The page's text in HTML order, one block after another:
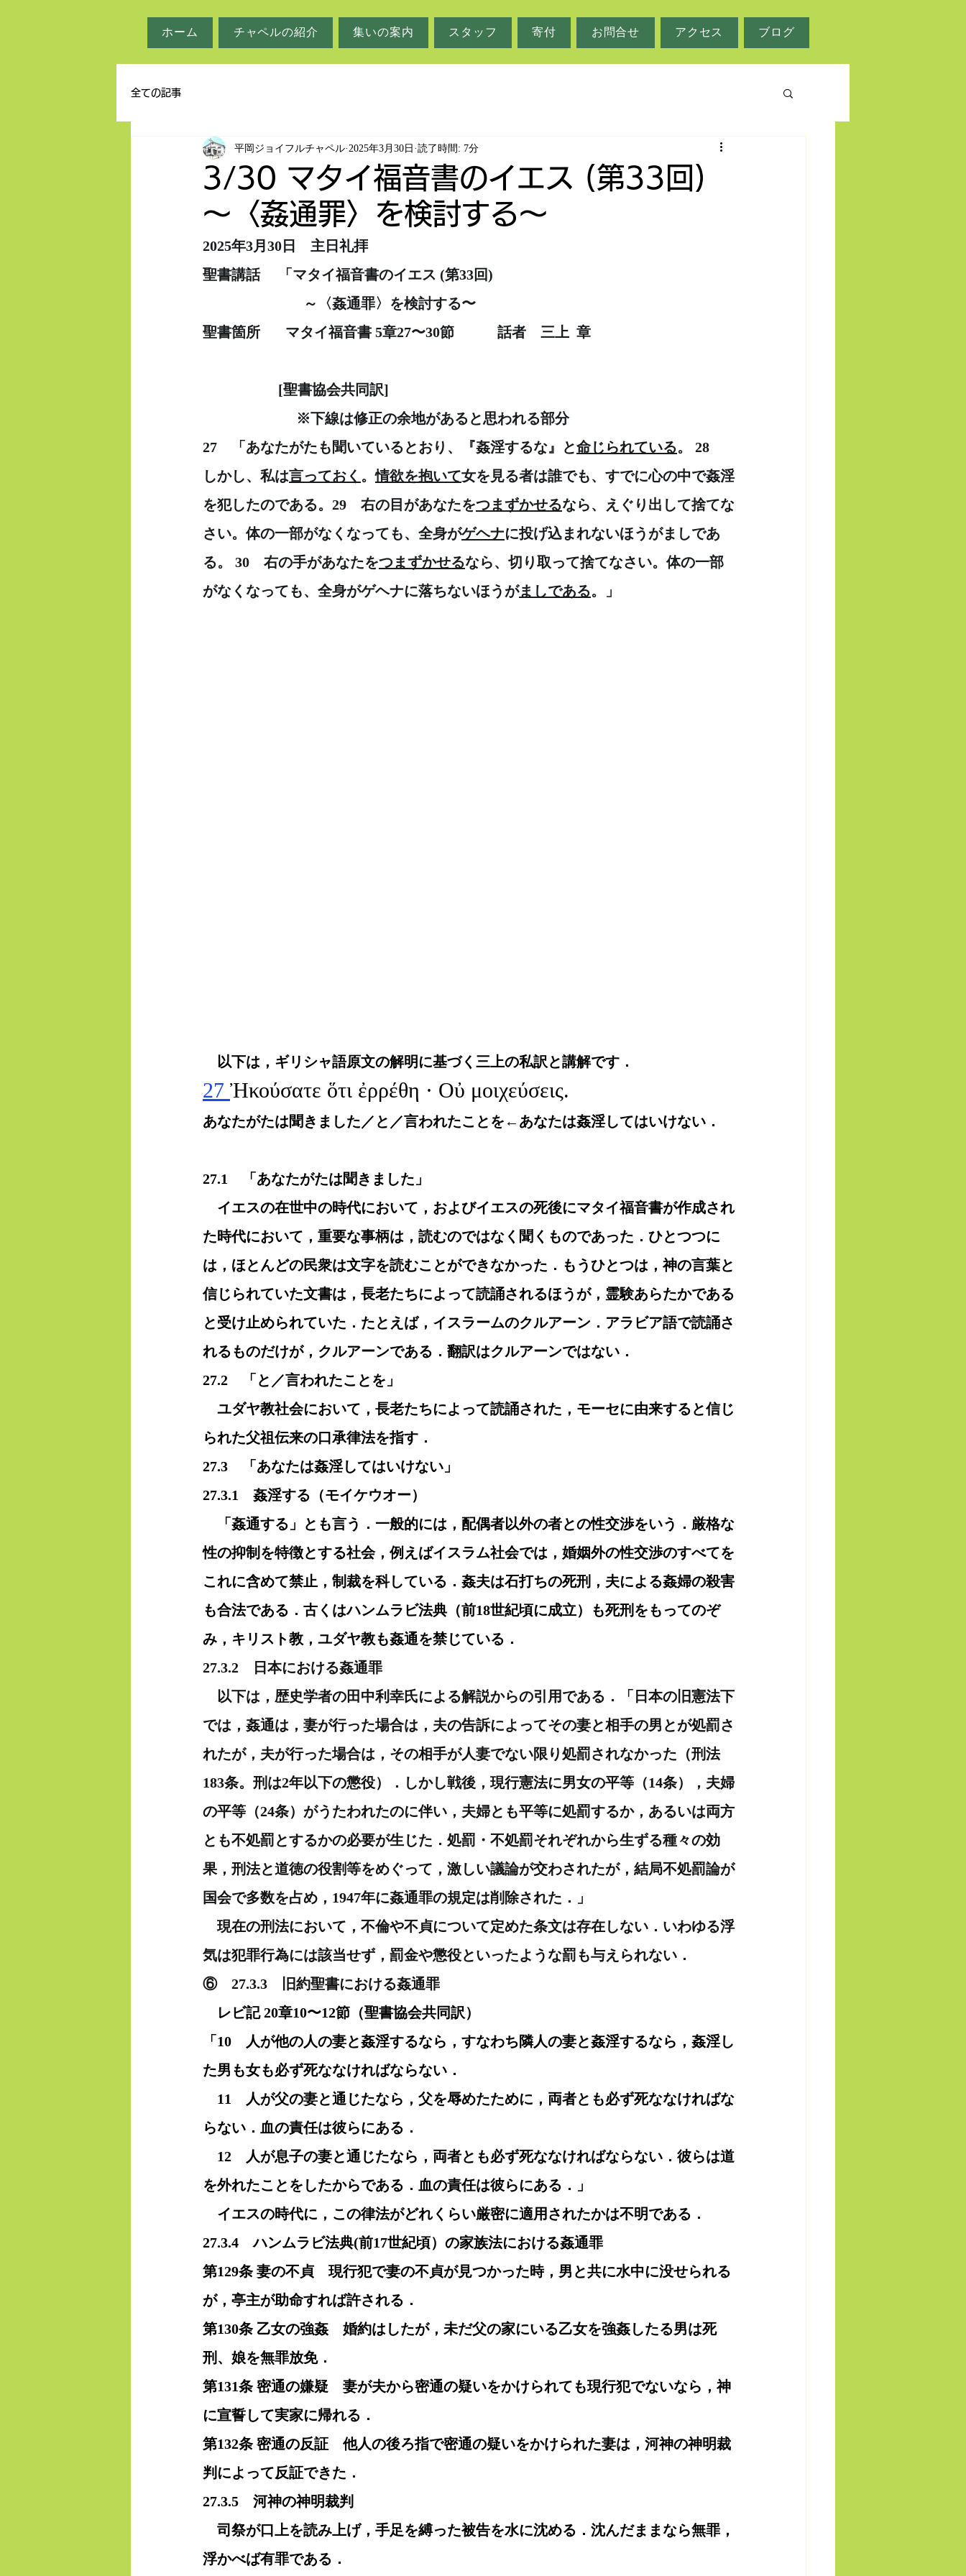
ホーム チャペルの紹介 集いの案内 スタッフ 寄付 お問合せ アクセス ブログ
全ての記事
3/30 マタイ福音書のイエス (第33回)
～〈姦通罪〉を検討する〜
平岡ジョイフルチャペル 2025年3月30日 読了時間: 7分
2025年3月30日　主日礼拝
聖書講話     「マタイ福音書のイエス (第33回)
～〈姦通罪〉を検討する〜
聖書箇所　   マタイ福音書 5章27〜30節　　　話者　三上  章
[聖書協会共同訳]
※下線は修正の余地があると思われる部分
27　「あなたがたも聞いているとおり、『姦淫するな』と命じられている。 28
しかし、私は言っておく 。情欲を抱いて女を見る者は誰でも、すでに心の中で姦淫
を犯したのである。29　右の目があなたをつまずかせるなら、えぐり出して捨てな
さい。体の一部がなくなっても、全身がゲヘナに投げ込まれないほうがましであ
る。 30　右の手があなたをつまずかせるなら、切り取って捨てなさい。体の一部
がなくなっても、全身がゲヘナに落ちないほうがましである。」
以下は，ギリシャ語原文の解明に基づく三上の私訳と講解です．
27 Ἠκούσατε ὅτι ἐρρέθη · Οὐ μοιχεύσεις.
あなたがたは聞きました／と／言われたことを←あなたは姦淫してはいけない．
27.1　「あなたがたは聞きました」
イエスの在世中の時代において，およびイエスの死後にマタイ福音書が作成され
た時代において，重要な事柄は，読むのではなく聞くものであった．ひとつつに
は，ほとんどの民衆は文字を読むことができなかった．もうひとつは，神の言葉と
信じられていた文書は，長老たちによって読誦されるほうが，霊験あらたかである
と受け止められていた．たとえば，イスラームのクルアーン．アラビア語で読誦さ
れるものだけが，クルアーンである．翻訳はクルアーンではない．
27.2　「と／言われたことを」
ユダヤ教社会において，長老たちによって読誦された，モーセに由来すると信じ
られた父祖伝来の口承律法を指す．
27.3　「あなたは姦淫してはいけない」
27.3.1　姦淫する（モイケウオー）
「姦通する」とも言う．一般的には，配偶者以外の者との性交渉をいう．厳格な
性の抑制を特徴とする社会，例えばイスラム社会では，婚姻外の性交渉のすべてを
これに含めて禁止，制裁を科している．姦夫は石打ちの死刑，夫による姦婦の殺害
も合法である．古くはハンムラビ法典（前18世紀頃に成立）も死刑をもってのぞ
み，キリスト教，ユダヤ教も姦通を禁じている．
27.3.2　日本における姦通罪
以下は，歴史学者の田中利幸氏による解説からの引用である．「日本の旧憲法下
では，姦通は，妻が行った場合は，夫の告訴によってその妻と相手の男とが処罰さ
れたが，夫が行った場合は，その相手が人妻でない限り処罰されなかった（刑法
183条。刑は2年以下の懲役）．しかし戦後，現行憲法に男女の平等（14条），夫婦
の平等（24条）がうたわれたのに伴い，夫婦とも平等に処罰するか，あるいは両方
とも不処罰とするかの必要が生じた．処罰・不処罰それぞれから生ずる種々の効
果，刑法と道徳の役割等をめぐって，激しい議論が交わされたが，結局不処罰論が
国会で多数を占め，1947年に姦通罪の規定は削除された．」
現在の刑法において，不倫や不貞について定めた条文は存在しない．いわゆる浮
気は犯罪行為には該当せず，罰金や懲役といったような罰も与えられない．
⑥　27.3.3　旧約聖書における姦通罪
レビ記 20章10〜12節（聖書協会共同訳）
「10　人が他の人の妻と姦淫するなら，すなわち隣人の妻と姦淫するなら，姦淫し
た男も女も必ず死ななければならない．
11　人が父の妻と通じたなら，父を辱めたために，両者とも必ず死ななければな
らない．血の責任は彼らにある．
12　人が息子の妻と通じたなら，両者とも必ず死ななければならない．彼らは道
を外れたことをしたからである．血の責任は彼らにある．」
イエスの時代に，この律法がどれくらい厳密に適用されたかは不明である．
27.3.4　ハンムラビ法典(前17世紀頃）の家族法における姦通罪
第129条 妻の不貞　現行犯で妻の不貞が見つかった時，男と共に水中に没せられる
が，亭主が助命すれば許される．
第130条 乙女の強姦　婚約はしたが，未だ父の家にいる乙女を強姦したる男は死
刑、娘を無罪放免．
第131条 密通の嫌疑　妻が夫から密通の疑いをかけられても現行犯でないなら，神
に宣誓して実家に帰れる．
第132条 密通の反証　他人の後ろ指で密通の疑いをかけられた妻は，河神の神明裁
判によって反証できた．
27.3.5　河神の神明裁判
司祭が口上を読み上げ，手足を縛った被告を水に沈める．沈んだままなら無罪，
浮かべば有罪である．